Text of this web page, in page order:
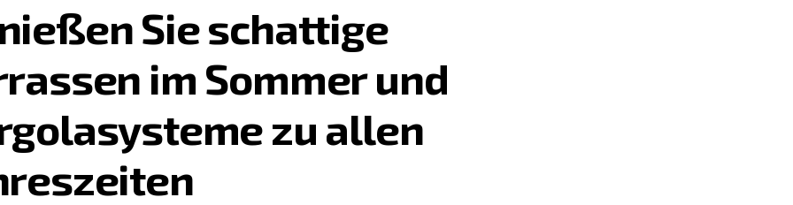
Sie schattige
im Sommer und
zu allen